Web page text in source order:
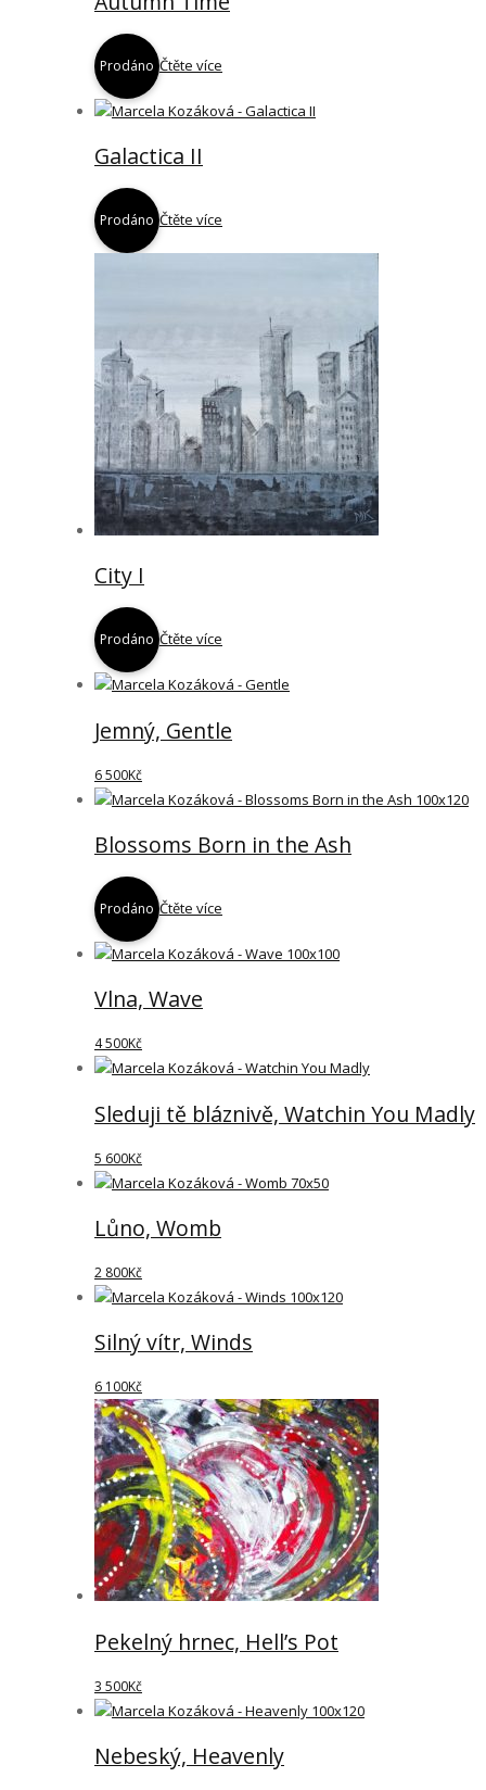
Prodáno Čtěte více
Galactica II
Prodáno Čtěte více
City I
Prodáno Čtěte více
Jemný, Gentle
6 500Kč
Blossoms Born in the Ash
Prodáno Čtěte více
Vlna, Wave
4 500Kč
Sleduji tě bláznivě, Watchin You Madly
5 600Kč
Lůno, Womb
2 800Kč
Silný vítr, Winds
6 100Kč
Pekelný hrnec, Hell’s Pot
3 500Kč
Nebeský, Heavenly